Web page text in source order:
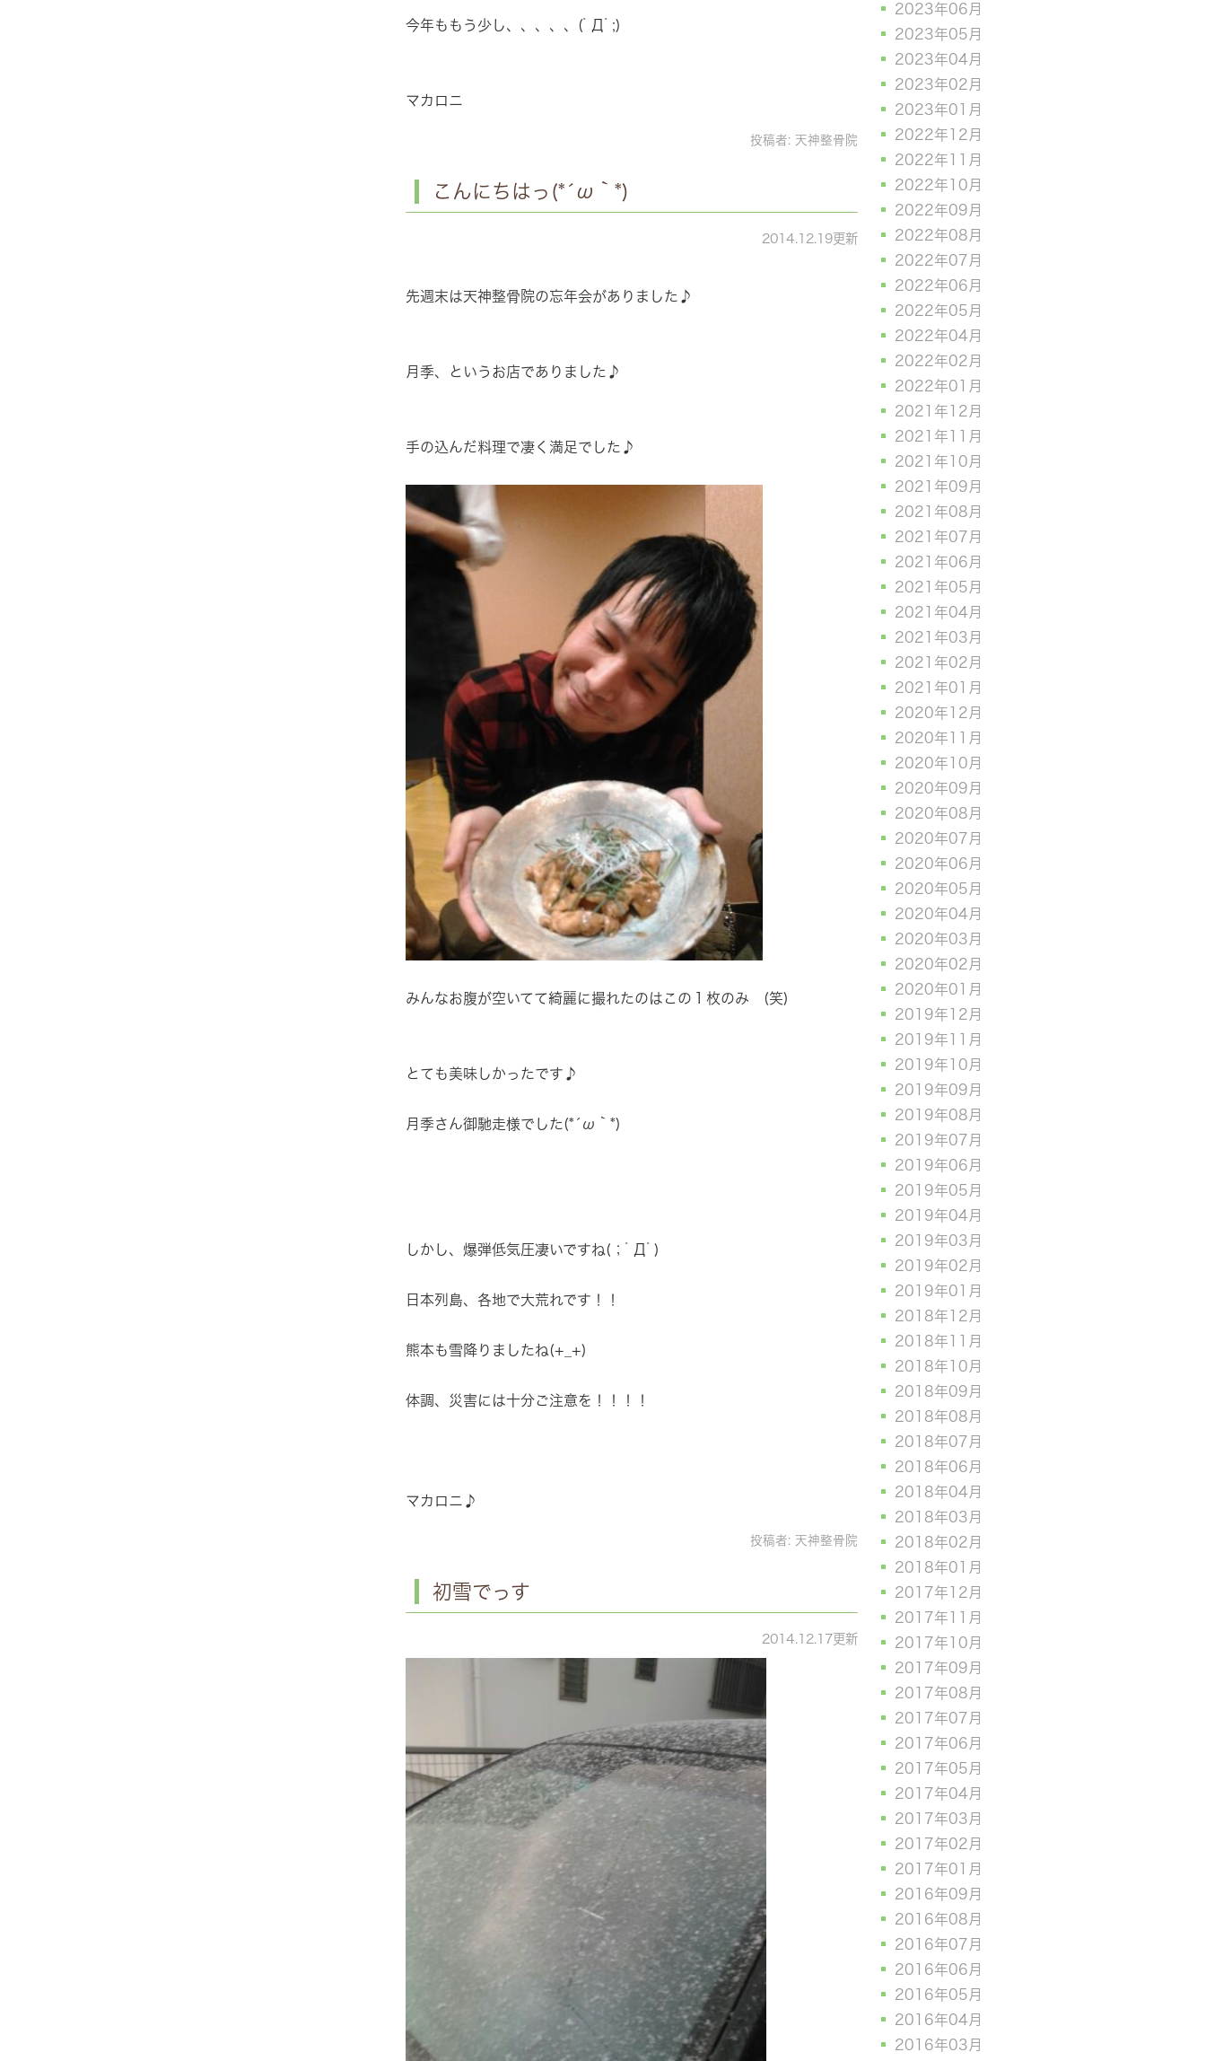
今年ももう少し、、、、、(ﾟДﾟ;)
マカロニ
投稿者: 天神整骨院
こんにちはっ(*´ω｀*)
2014.12.19更新
先週末は天神整骨院の忘年会がありました♪
月季、というお店でありました♪
手の込んだ料理で凄く満足でした♪
みんなお腹が空いてて綺麗に撮れたのはこの１枚のみ (笑)
とても美味しかったです♪
月季さん御馳走様でした(*´ω｀*)
しかし、爆弾低気圧凄いですね(；ﾟДﾟ)
日本列島、各地で大荒れです！！
熊本も雪降りましたね(+_+)
体調、災害には十分ご注意を！！！！
マカロニ♪
投稿者: 天神整骨院
初雪でっす
2014.12.17更新
2023年06月
2023年05月
2023年04月
2023年02月
2023年01月
2022年12月
2022年11月
2022年10月
2022年09月
2022年08月
2022年07月
2022年06月
2022年05月
2022年04月
2022年02月
2022年01月
2021年12月
2021年11月
2021年10月
2021年09月
2021年08月
2021年07月
2021年06月
2021年05月
2021年04月
2021年03月
2021年02月
2021年01月
2020年12月
2020年11月
2020年10月
2020年09月
2020年08月
2020年07月
2020年06月
2020年05月
2020年04月
2020年03月
2020年02月
2020年01月
2019年12月
2019年11月
2019年10月
2019年09月
2019年08月
2019年07月
2019年06月
2019年05月
2019年04月
2019年03月
2019年02月
2019年01月
2018年12月
2018年11月
2018年10月
2018年09月
2018年08月
2018年07月
2018年06月
2018年04月
2018年03月
2018年02月
2018年01月
2017年12月
2017年11月
2017年10月
2017年09月
2017年08月
2017年07月
2017年06月
2017年05月
2017年04月
2017年03月
2017年02月
2017年01月
2016年09月
2016年08月
2016年07月
2016年06月
2016年05月
2016年04月
2016年03月